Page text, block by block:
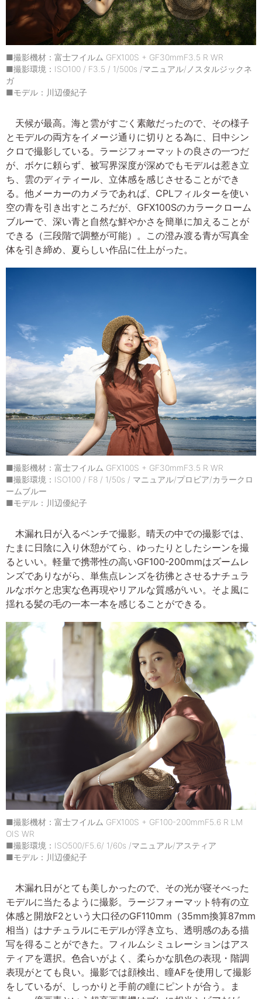
■撮影機材：富士フイルム GFX100S + GF30mmF3.5 R WR
■撮影環境：ISO100 / F3.5 / 1/500s /マニュアル/ノスタルジックネ
ガ
■モデル：川辺優紀子
天候が最高。海と雲がすごく素敵だったので、その様子
とモデルの両方をイメージ通りに切りとる為に、日中シン
クロで撮影している。ラージフォーマットの良さの一つだ
が、ボケに頼らず、被写界深度が深めでもモデルは惹き立
ち、雲のディティール、立体感を感じさせることができ
る。他メーカーのカメラであれば、CPLフィルターを使い
空の青を引き出すところだが、GFX100Sのカラークローム
ブルーで、深い青と自然な鮮やかさを簡単に加えることが
できる（三段階で調整が可能）。この澄み渡る青が写真全
体を引き締め、夏らしい作品に仕上がった。
■撮影機材：富士フイルム GFX100S + GF30mmF3.5 R WR
■撮影環境：ISO100 / F8 / 1/50s / マニュアル/プロビア/カラークロ
ームブルー
■モデル：川辺優紀子
木漏れ日が入るベンチで撮影。晴天の中での撮影では、
たまに日陰に入り休憩がてら、ゆったりとしたシーンを撮
るといい。軽量で携帯性の高いGF100-200mmはズームレ
ンズでありながら、単焦点レンズを彷彿とさせるナチュラ
ルなボケと忠実な色再現やリアルな質感がいい。そよ風に
揺れる髪の毛の一本一本を感じることができる。
■撮影機材：富士フイルム GFX100S + GF100-200mmF5.6 R LM
OIS WR
■撮影環境：ISO500/F5.6/ 1/60s /マニュアル/アスティア
■モデル：川辺優紀子
木漏れ日がとても美しかったので、その光が寝そべった
モデルに当たるように撮影。ラージフォーマット特有の立
体感と開放F2という大口径のGF110mm（35mm換算87mm
相当）はナチュラルにモデルが浮き立ち、透明感のある描
写を得ることができた。フィルムシミュレーションはアス
ティアを選択。色合いがよく、柔らかな肌色の表現・階調
表現がとても良い。撮影では顔検出、瞳AFを使用して撮影
をしているが、しっかりと手前の瞳にピントが合う。ま